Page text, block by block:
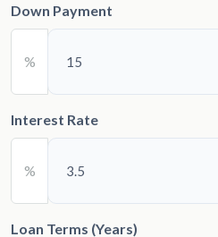
Down Payment
%
Interest Rate
%
Loan Terms (Years)